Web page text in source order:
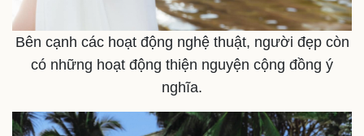
Thông tin doanh nghiệp
Công nghệ
Sành điệu
Bên cạnh các hoạt động nghệ thuật, người đẹp còn
có những hoạt động thiện nguyện cộng đồng ý
nghĩa.